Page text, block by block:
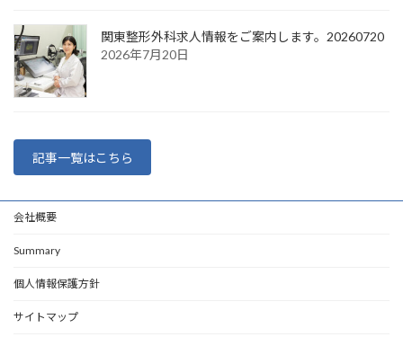
関東整形外科求人情報をご案内します。20260720
2026年7月20日
記事一覧はこちら
会社概要
Summary
個人情報保護方針
サイトマップ